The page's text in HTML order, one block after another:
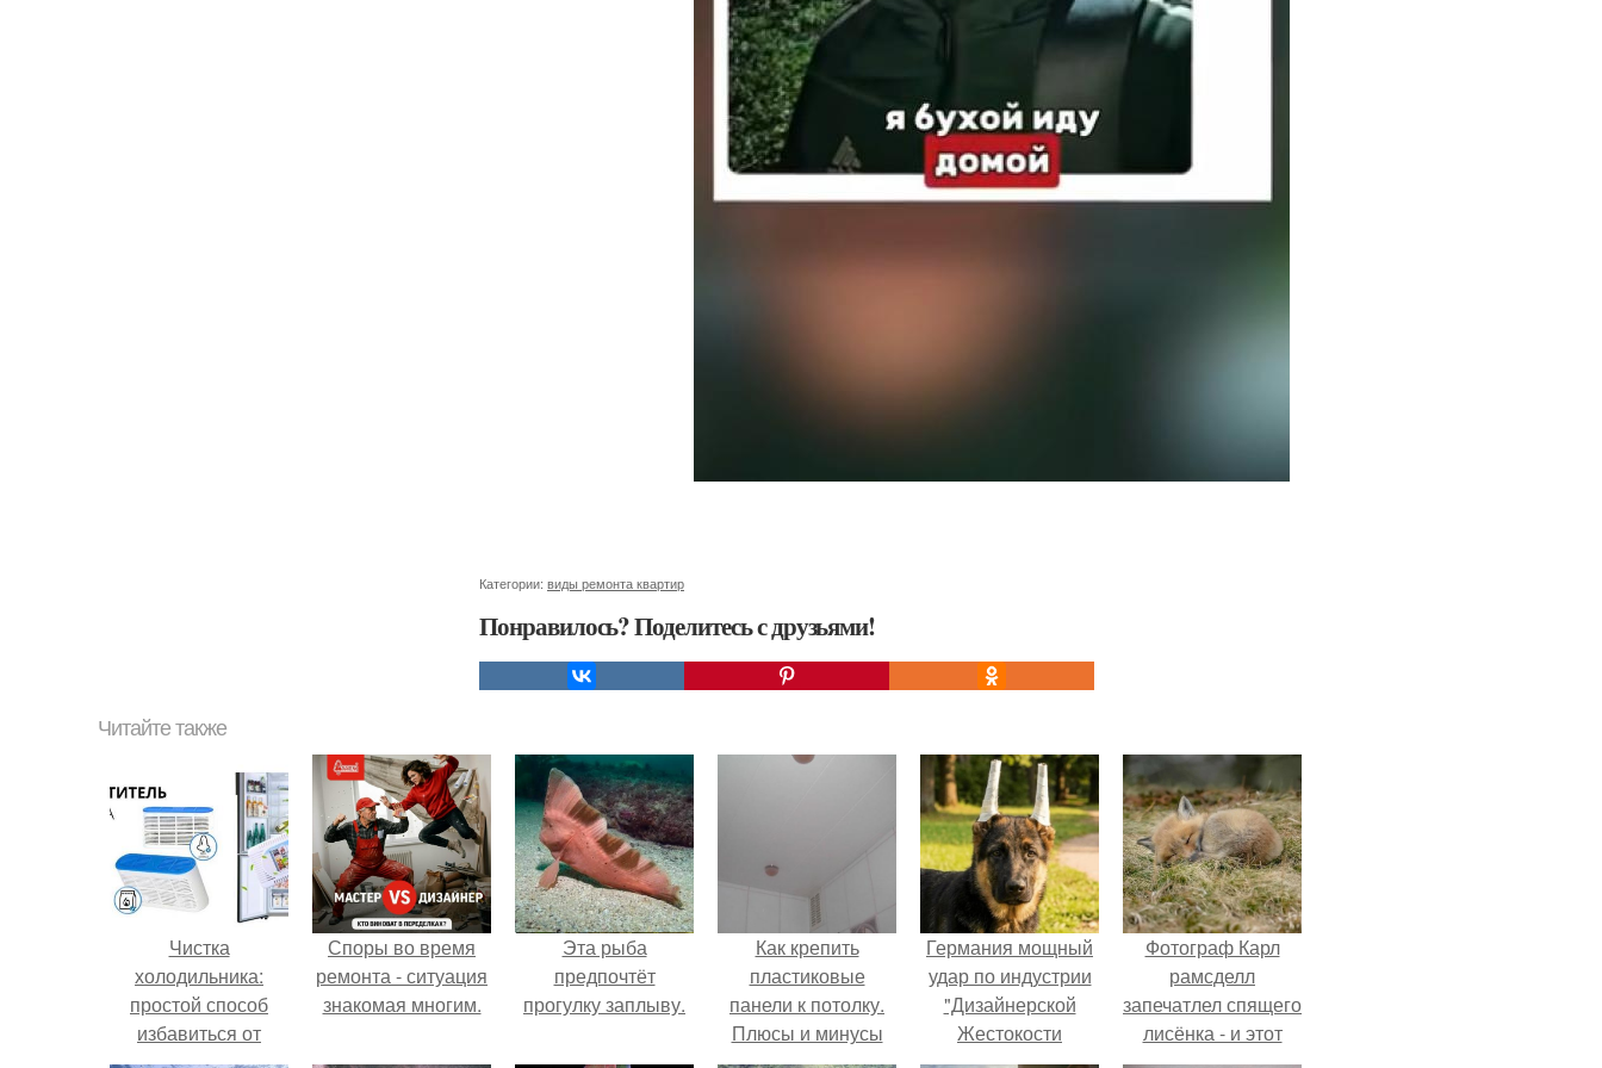
Категории: виды ремонта квартир
Понравилось? Поделитесь с друзьями!
Читайте также
Чистка
холодильника:
простой способ
избавиться от
неприятного запаха
Споры во время
ремонта - ситуация
знакомая многим.
Эта рыба
предпочтёт
прогулку заплыву.
Как крепить
пластиковые
панели к потолку.
Плюсы и минусы
потолочных
Германия мощный
удар по индустрии
"Дизайнерской
Жестокости
нанесла".
Фотограф Карл
рамсделл
запечатлел спящего
лисёнка - и этот
кадр способен